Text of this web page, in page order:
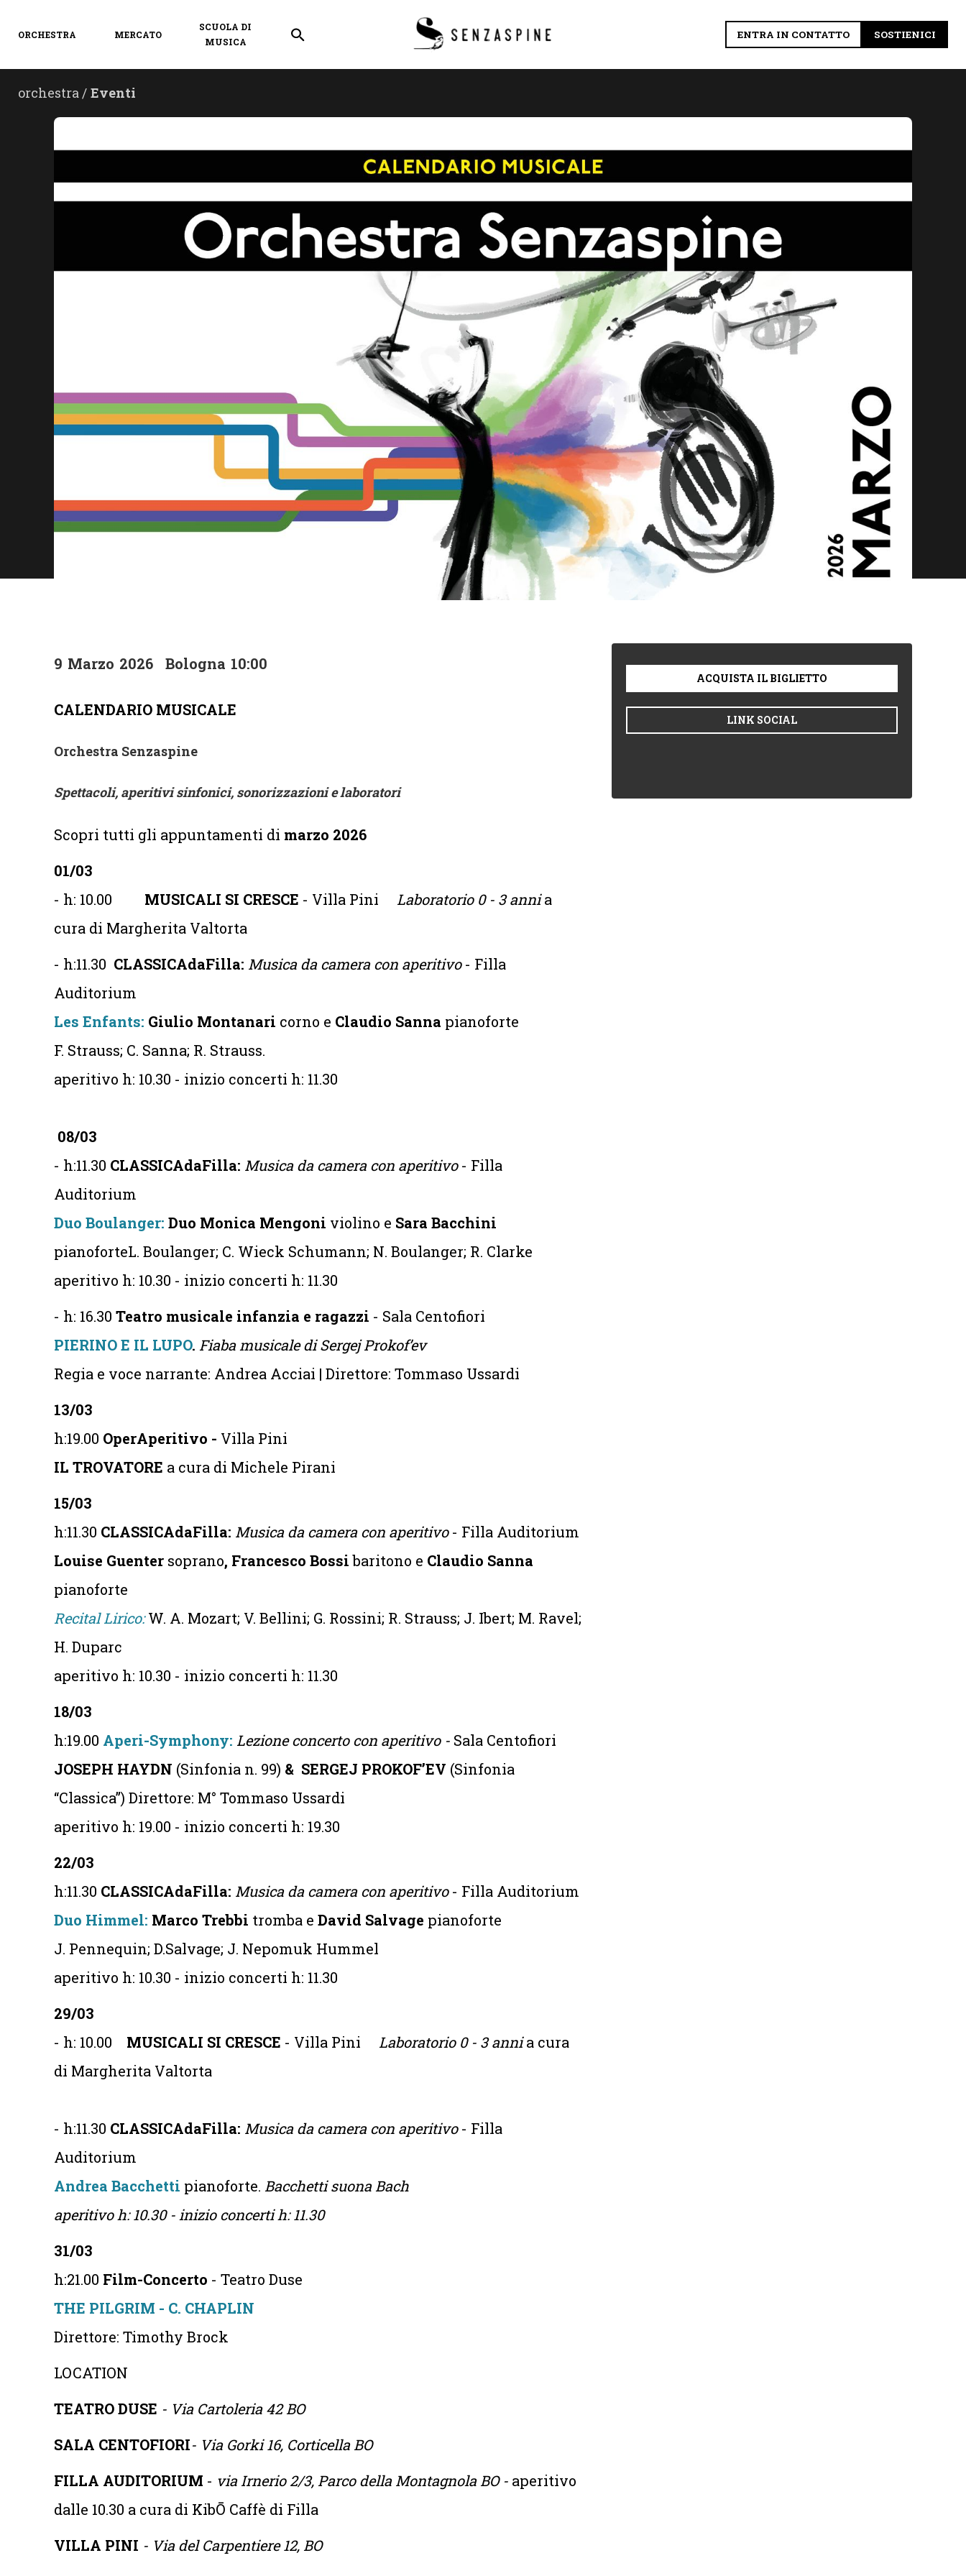
ORCHESTRA MERCATO
SCUOLA DI
MUSICA
ENTRA IN CONTATTO SOSTIENICI
orchestra / Eventi
9 Marzo 2026 Bologna 10:00
CALENDARIO MUSICALE
Orchestra Senzaspine
Spettacoli, aperitivi sinfonici, sonorizzazioni e laboratori
Scopri tutti gli appuntamenti di marzo 2026
01/03
- h: 10.00 MUSICALI SI CRESCE - Villa Pini Laboratorio 0 - 3 annia
cura di Margherita Valtorta
- h:11.30 CLASSICAdaFilla: Musica da camera con aperitivo- Filla
Auditorium
Les Enfants: Giulio Montanari corno e Claudio Sanna pianoforte
F. Strauss; ⁠C. Sanna; ⁠R. Strauss.
aperitivo h: 10.30 - inizio concerti h: 11.30
08/03
- h:11.30 CLASSICAdaFilla: Musica da camera con aperitivo- Filla
Auditorium
Duo Boulanger: Duo Monica Mengoni violino e Sara Bacchini
pianoforteL. Boulanger; C. Wieck Schumann; N. Boulanger; R. Clarke
aperitivo h: 10.30 - inizio concerti h: 11.30
- h: 16.30 Teatro musicale infanzia e ragazzi - Sala Centofiori
PIERINO E IL LUPO. Fiaba musicale di Sergej Prokof’ev
Regia e voce narrante: Andrea Acciai | Direttore: Tommaso Ussardi
13/03
h:19.00 OperAperitivo - Villa Pini
IL TROVATORE a cura di Michele Pirani
15/03
h:11.30 CLASSICAdaFilla: Musica da camera con aperitivo- Filla Auditorium
Louise Guenter soprano, Francesco Bossibaritono e Claudio Sanna
pianoforte
Recital Lirico:W. A. Mozart; V. Bellini; G. Rossini; R. Strauss; J. Ibert; M. Ravel;
H. Duparc
aperitivo h: 10.30 - inizio concerti h: 11.30
18/03
h:19.00 Aperi-Symphony: Lezione concerto con aperitivo - Sala Centofiori
JOSEPH HAYDN (Sinfonia n. 99) & SERGEJ PROKOF’EV (Sinfonia
“Classica”) Direttore: M° Tommaso Ussardi
aperitivo h: 19.00 - inizio concerti h: 19.30
22/03
h:11.30 CLASSICAdaFilla: Musica da camera con aperitivo - Filla Auditorium
Duo Himmel: Marco Trebbi tromba e David Salvage pianoforte
J. Pennequin; D.Salvage; J. Nepomuk Hummel
aperitivo h: 10.30 - inizio concerti h: 11.30
29/03
- h: 10.00 MUSICALI SI CRESCE - Villa Pini Laboratorio 0 - 3 annia cura
di Margherita Valtorta
- h:11.30 CLASSICAdaFilla: Musica da camera con aperitivo- Filla
Auditorium
Andrea Bacchetti pianoforte. Bacchetti suona Bach
aperitivo h: 10.30 - inizio concerti h: 11.30
31/03
h:21.00 Film-Concerto - Teatro Duse
THE PILGRIM - C. CHAPLIN
Direttore: Timothy Brock
LOCATION
TEATRO DUSE - Via Cartoleria 42 BO
SALA CENTOFIORI- Via Gorki 16, Corticella BO
FILLA AUDITORIUM - via Irnerio 2/3, Parco della Montagnola BO - aperitivo
dalle 10.30 a cura di KibŌ Caffè di Filla
VILLA PINI - Via del Carpentiere 12, BO
ACQUISTA IL BIGLIETTO
LINK SOCIAL